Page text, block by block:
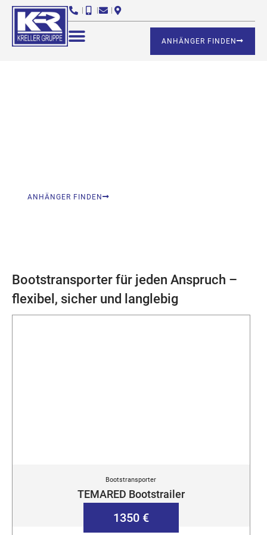
ANHÄNGER FINDEN
ANHÄNGER FINDEN
Bootstransporter für jeden Anspruch –
flexibel, sicher und langlebig
Bootstransporter
TEMARED Bootstrailer
1350 €